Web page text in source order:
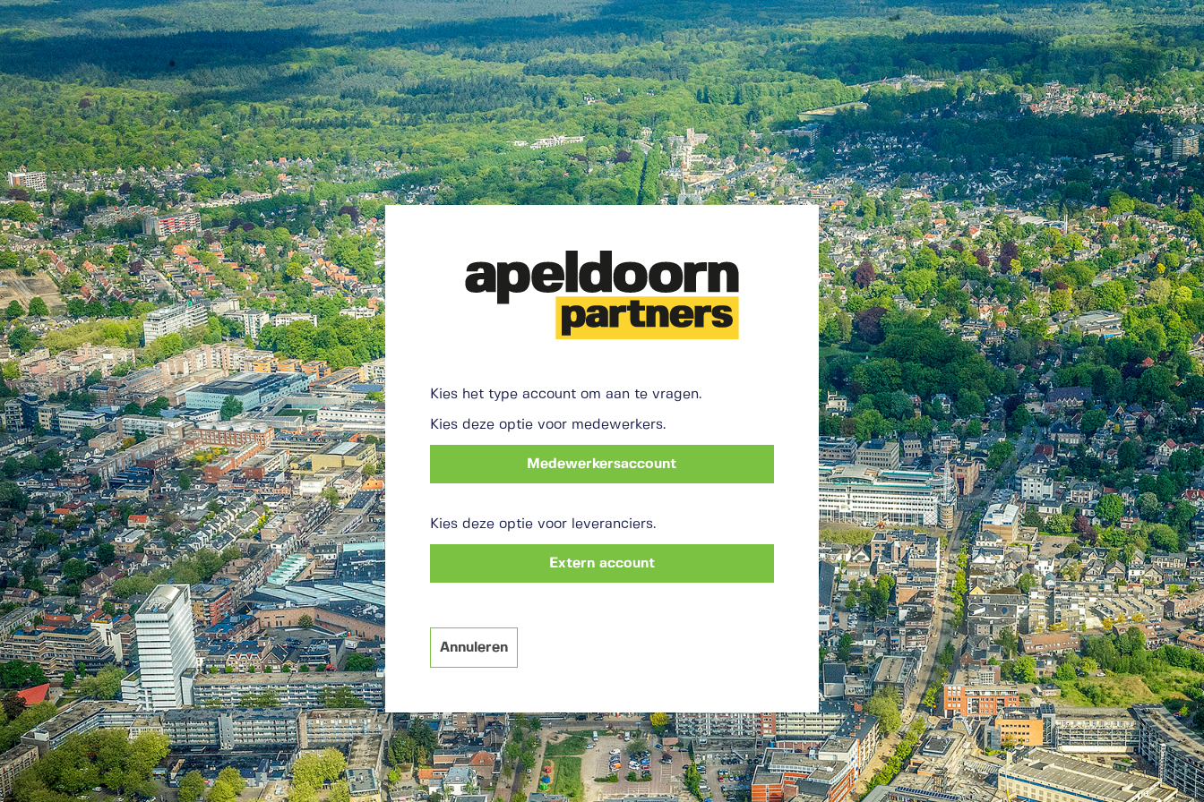
Kies het type account om aan te vragen.
Kies deze optie voor medewerkers.
Medewerkersaccount
Kies deze optie voor leveranciers.
Extern account
Annuleren